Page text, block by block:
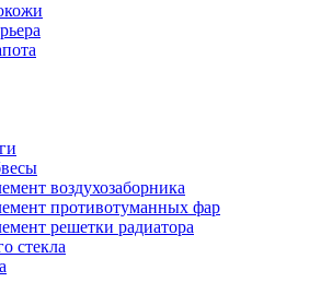
воздухозаборника
противотуманных фар
решетки радиатора
стекла